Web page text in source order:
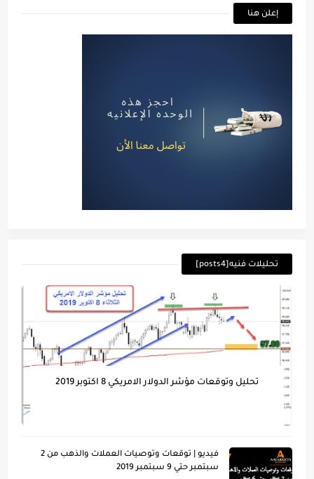
إعلن هنا
تحليلات فنيه[posts4]
تحليل وتوقعات مؤشر الدولار الامريكي 8 اكتوبر 2019
فيديو | توقعات وتوصيات العملات والذهب من 2
سبتمبر حتي 9 سبتمبر 2019